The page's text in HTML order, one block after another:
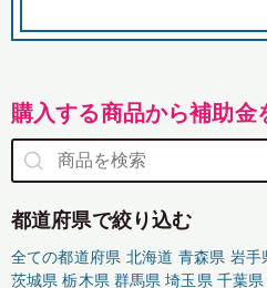
購入する商品から補助金
都道府県で絞り込む
全ての都道府県 北海道 青森県 岩手
茨城県 栃木県 群馬県 埼玉県 千葉県